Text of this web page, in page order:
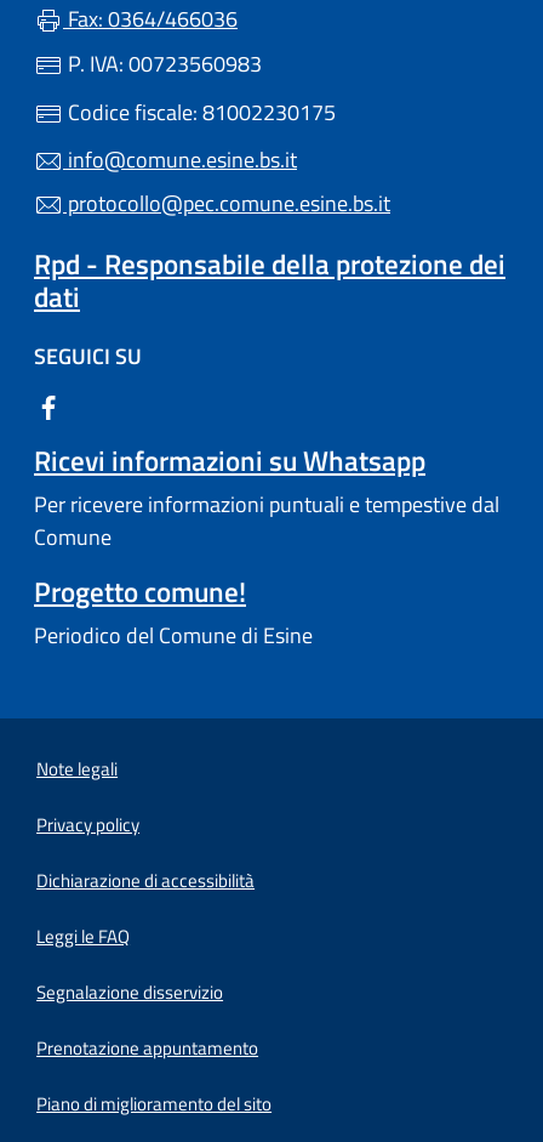
Fax: 0364/466036
P. IVA: 00723560983
Codice fiscale: 81002230175
info@comune.esine.bs.it
protocollo@pec.comune.esine.bs.it
Rpd - Responsabile della protezione dei
dati
SEGUICI SU
Ricevi informazioni su Whatsapp
Per ricevere informazioni puntuali e tempestive dal
Comune
Progetto comune!
Periodico del Comune di Esine
Note legali
Privacy policy
Dichiarazione di accessibilità
Leggi le FAQ
Segnalazione disservizio
Prenotazione appuntamento
Piano di miglioramento del sito